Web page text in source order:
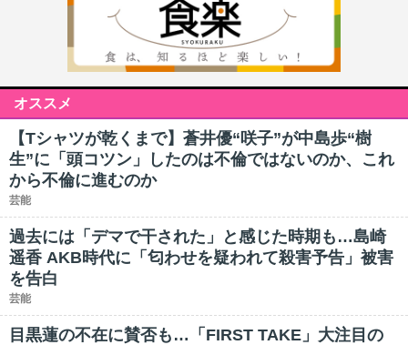
オススメ
【Tシャツが乾くまで】蒼井優“咲子”が中島歩“樹
生”に「頭コツン」したのは不倫ではないのか、これ
から不倫に進むのか
芸能
過去には「デマで干された」と感じた時期も…島崎
遥香 AKB時代に「匂わせを疑われて殺害予告」被害
を告白
芸能
目黒蓮の不在に賛否も…「FIRST TAKE」大注目の